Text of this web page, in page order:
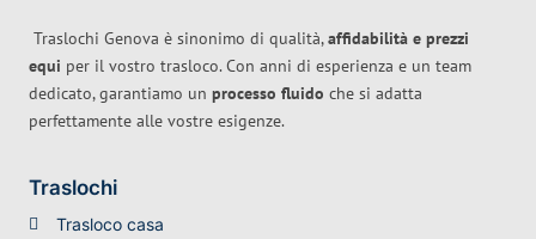
Traslochi Genova è sinonimo di qualità,affidabilità e prezzi
equi per il vostro trasloco. Con anni di esperienza e un team
dedicato, garantiamo un processo fluido che si adatta
perfettamente alle vostre esigenze.
Traslochi
Trasloco casa